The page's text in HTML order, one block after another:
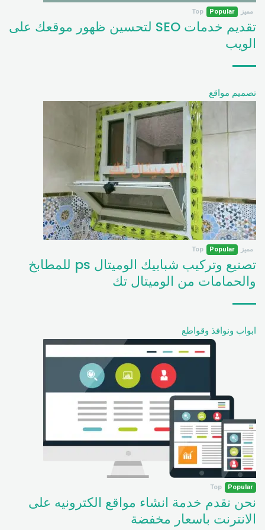
مميز Popular
Top
تقديم خدمات SEO لتحسين ظهور موقعك على
الويب
تصميم مواقع
مميز Popular
Top
تصنيع وتركيب شبابيك الوميتال ps للمطابخ
والحمامات من الوميتال تك
ابواب ونوافذ وقواطع
Popular
Top
نحن نقدم خدمة انشاء مواقع الكترونيه على
الانترنت باسعار مخفضة